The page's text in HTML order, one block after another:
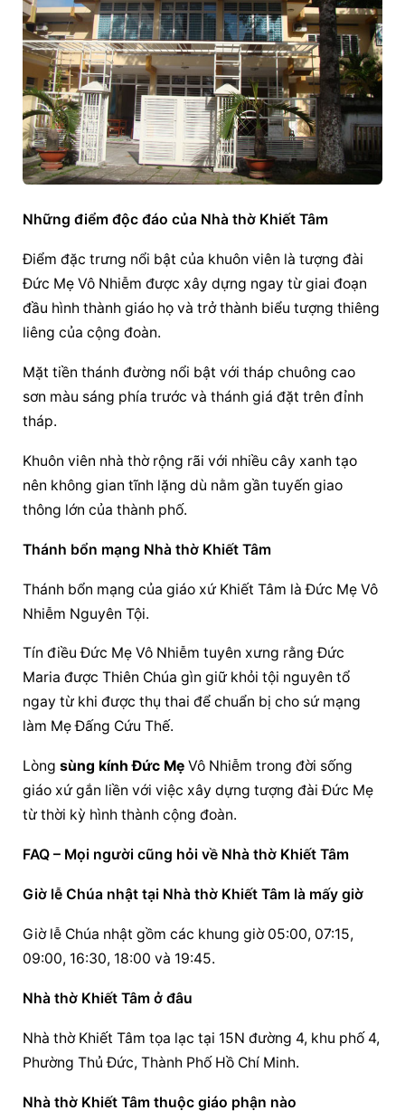
Những điểm độc đáo của Nhà thờ Khiết Tâm
Đức Mẹ Vô Nhiễm được xây dựng ngay từ giai đoạn
đầu hình thành giáo họ và trở thành biểu tượng thiêng
liêng của cộng đoàn.
Mặt tiền thánh đường nổi bật với tháp chuông cao
sơn màu sáng phía trước và thánh giá đặt trên đỉnh
tháp.
Khuôn viên nhà thờ rộng rãi với nhiều cây xanh tạo
nên không gian tĩnh lặng dù nằm gần tuyến giao
thông lớn của thành phố.
Thánh bổn mạng Nhà thờ Khiết Tâm
Thánh bổn mạng của giáo xứ Khiết Tâm là Đức Mẹ Vô
Nhiễm Nguyên Tội.
Tín điều Đức Mẹ Vô Nhiễm tuyên xưng rằng Đức
Maria được Thiên Chúa gìn giữ khỏi tội nguyên tổ
ngay từ khi được thụ thai để chuẩn bị cho sứ mạng
làm Mẹ Đấng Cứu Thế.
Lòng sùng kính Đức Mẹ Vô Nhiễm trong đời sống
giáo xứ gắn liền với việc xây dựng tượng đài Đức Mẹ
từ thời kỳ hình thành cộng đoàn.
FAQ – Mọi người cũng hỏi về Nhà thờ Khiết Tâm
Giờ lễ Chúa nhật tại Nhà thờ Khiết Tâm là mấy giờ
Giờ lễ Chúa nhật gồm các khung giờ 05:00, 07:15,
09:00, 16:30, 18:00 và 19:45.
Nhà thờ Khiết Tâm ở đâu
Nhà thờ Khiết Tâm tọa lạc tại 15N đường 4, khu phố 4,
Phường Thủ Đức, Thành Phố Hồ Chí Minh.
Nhà thờ Khiết Tâm thuộc giáo phận nào